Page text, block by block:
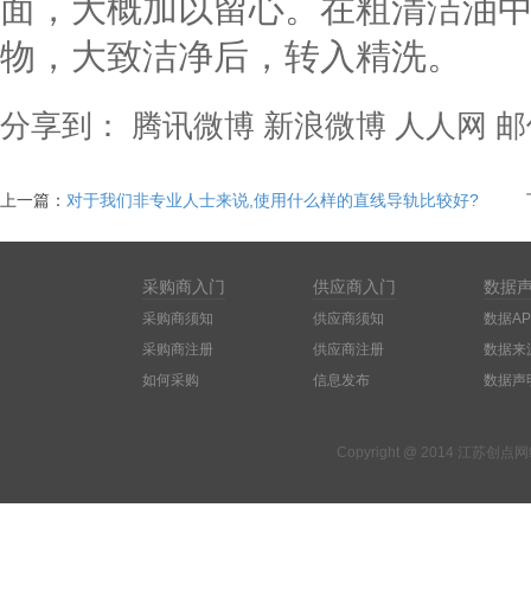
面，大概加以留心。在粗清洁油
物，大致洁净后，转入精洗。
分享到： 腾讯微博 新浪微博 人人网
上一篇： 对于我们非专业人士来说,使用什么样的直线导轨比较好?
采购商入门
采购商须知
采购商注册
如何采购
供应商入门
供应商须知
供应商注册
信息发布
数据
数据
数据来
数据声
Copyright @ 2014 江苏创点